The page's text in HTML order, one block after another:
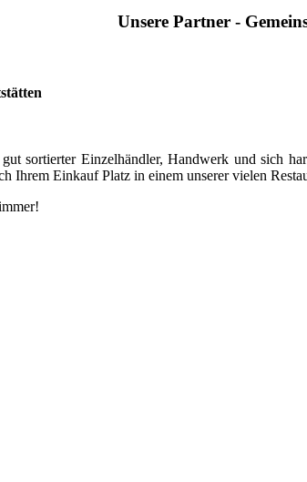
Unsere Partner -
sortierter Einzelhändler, Handwerk und sich
Ihrem Einkauf Platz in einem unserer vielen